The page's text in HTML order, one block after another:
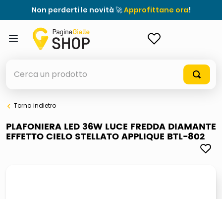
Non perderti le novità 🚀Approfittane ora!
elenchi telefonici
meme
Torna indietro
PLAFONIERA LED 36W LUCE FREDDA DIAMANTE
EFFETTO CIELO STELLATO APPLIQUE BTL-802